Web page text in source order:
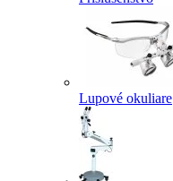
Lupové okuliare